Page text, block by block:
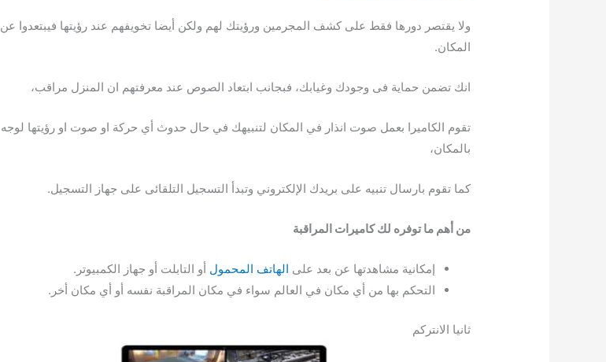
ولا يقتصر دورها فقط على كشف المجرمين ورؤيتك لهم ولكن أيضا تخويفهم عند رؤيتها فيبتعدوا عن
المكان.
انك تضمن حماية فى وجودك وغيابك، فبجانب ابتعاد الصوص عند معرفتهم ان المنزل مراقب،
تقوم الكاميرا بعمل صوت انذار في المكان لتنبيهك في حال حدوث أي حركة او صوت او رؤيتها لوجه
بالمكان،
كما تقوم بارسال تنبيه على بريدك الإلكتروني وتبدأ التسجيل التلقائى على جهاز التسجيل.
من أهم ما توفره لك كاميرات المراقبة
إمكانية مشاهدتها عن بعد على الهاتف المحمول أو التابلت أو جهاز الكمبيوتر.
التحكم بها من أي مكان في العالم سواء في مكان المراقبة نفسه أو أي مكان أخر.
ثانيا الانتركم